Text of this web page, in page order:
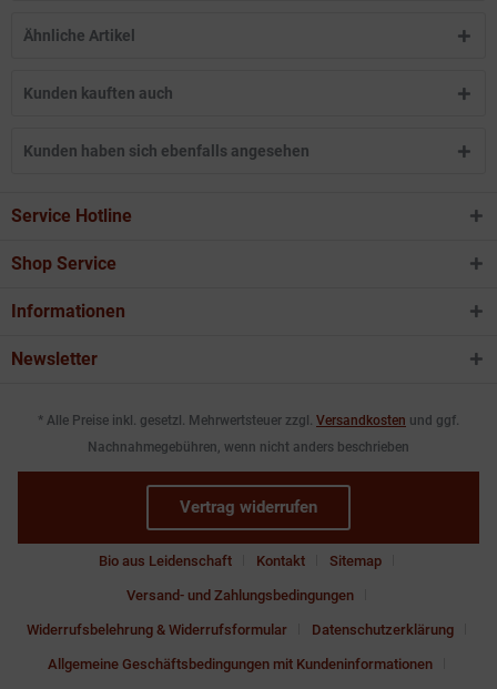
Ähnliche Artikel
Kunden kauften auch
Kunden haben sich ebenfalls angesehen
Service Hotline
Shop Service
Informationen
Newsletter
* Alle Preise inkl. gesetzl. Mehrwertsteuer zzgl. Versandkosten und ggf.
Nachnahmegebühren, wenn nicht anders beschrieben
Vertrag widerrufen
Bio aus Leidenschaft Kontakt Sitemap
Versand- und Zahlungsbedingungen
Widerrufsbelehrung & Widerrufsformular Datenschutzerklärung
Allgemeine Geschäftsbedingungen mit Kundeninformationen